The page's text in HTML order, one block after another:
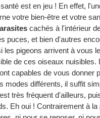
est en jeu ! En effet,
votre bien-être et votre
cachés à l'intérieur
puces, et bien d'autres
pigeons arrivent à vous
de ces oiseaux
capables de vous donner
modes différents, il suffit
très fréquent d'ailleurs,
Eh oui ! Contrairement à